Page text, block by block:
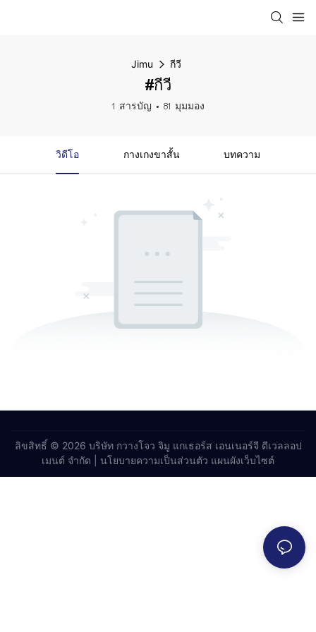
Jimu กีวี
#กีวี
1 สารบัญ 81 มุมมอง
วิดีโอ กางเกงขาสั้น บทความ
ลิขสิทธิ์ © 2026 บริษัท กวางโจว จิมู แกเธอร์ส เอนเนอร์จี ดีเวลลอป
เมนต์ จำกัด |
นโยบายความเป็นส่วนตัว แผนผังเว็บไซต์